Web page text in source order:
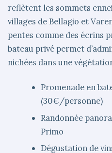
reflètent les sommets
villages de Bellagio et
pentes comme des écrins
bateau privé permet
nichées dans une
Promenade en
(30€/personne)
Randonnée
Primo
Dégustation de